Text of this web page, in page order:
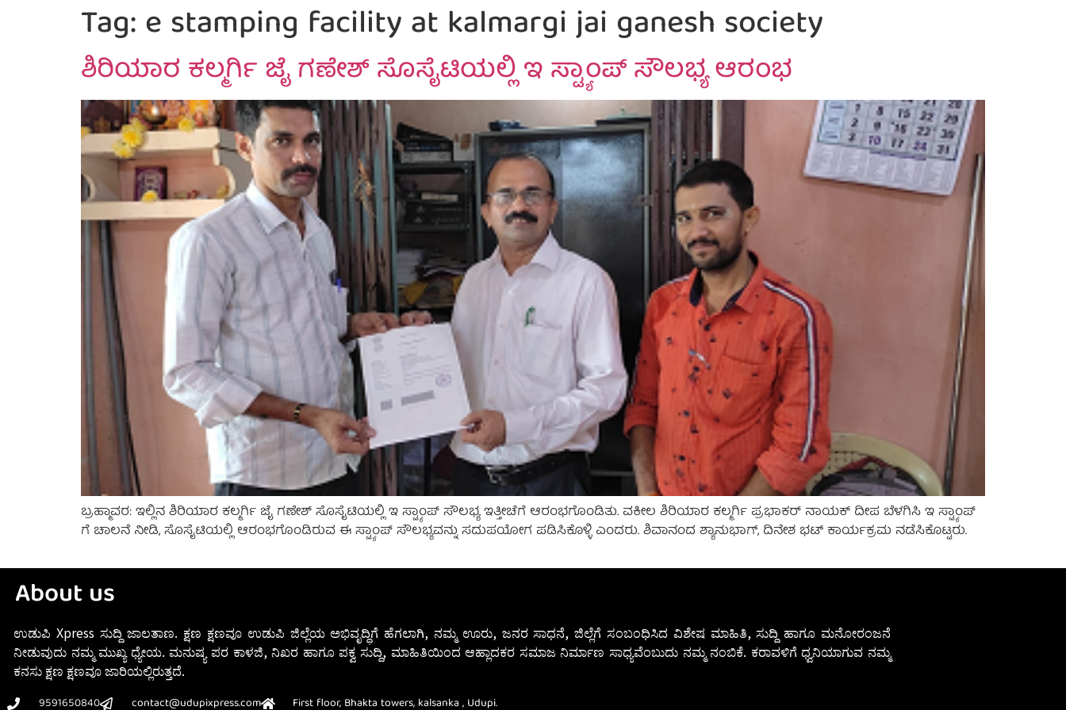
Tag:e stamping facility at kalmargi jai ganesh society
ಶಿರಿಯಾರ ಕಲ್ಮರ್ಗಿ ಜೈ ಗಣೇಶ್ ಸೊಸೈಟಿಯಲ್ಲಿ ಇ ಸ್ಟ್ಯಾಂಪ್ ಸೌಲಭ್ಯ ಆರಂಭ
ಬ್ರಹ್ಮಾವರ: ಇಲ್ಲಿನ ಶಿರಿಯಾರ ಕಲ್ಮರ್ಗಿ ಜೈ ಗಣೇಶ್ ಸೊಸೈಟಿಯಲ್ಲಿ ಇ ಸ್ಟ್ಯಾಂಪ್ ಸೌಲಭ್ಯ ಇತ್ತೀಚೆಗೆ ಆರಂಭಗೊಂಡಿತು. ವಕೀಲ ಶಿರಿಯಾರ ಕಲ್ಮರ್ಗಿ ಪ್ರಭಾಕರ್ ನಾಯಕ್ ದೀಪ ಬೆಳಗಿಸಿ ಇ ಸ್ಟ್ಯಾಂಪ್
ಗೆ ಚಾಲನೆ ನೀಡಿ, ಸೊಸೈಟಿಯಲ್ಲಿ ಆರಂಭಗೊಂಡಿರುವ ಈ ಸ್ಟ್ಯಾಂಪ್ ಸೌಲಭ್ಯವನ್ನು ಸದುಪಯೋಗ ಪಡಿಸಿಕೊಳ್ಳಿ ಎಂದರು. ಶಿವಾನಂದ ಶ್ಯಾನುಭಾಗ್, ದಿನೇಶ ಭಟ್ ಕಾರ್ಯಕ್ರಮ ನಡೆಸಿಕೊಟ್ಟರು.
About us
ಉಡುಪಿ Xpress ಸುದ್ದಿ ಜಾಲತಾಣ. ಕ್ಷಣ ಕ್ಷಣವೂ ಉಡುಪಿ ಜಿಲ್ಲೆಯ ಅಭಿವೃದ್ಧಿಗೆ ಹೆಗಲಾಗಿ, ನಮ್ಮ ಊರು, ಜನರ ಸಾಧನೆ, ಜಿಲ್ಲೆಗೆ ಸಂಬಂಧಿಸಿದ ವಿಶೇಷ ಮಾಹಿತಿ, ಸುದ್ದಿ ಹಾಗೂ ಮನೋರಂಜನೆ
ನೀಡುವುದು ನಮ್ಮ ಮುಖ್ಯ ಧ್ಯೇಯ. ಮನುಷ್ಯ ಪರ ಕಾಳಜಿ, ನಿಖರ ಹಾಗೂ ಪಕ್ವ ಸುದ್ದಿ, ಮಾಹಿತಿಯಿಂದ ಆಹ್ಲಾದಕರ ಸಮಾಜ ನಿರ್ಮಾಣ ಸಾಧ್ಯವೆಂಬುದು ನಮ್ಮ ನಂಬಿಕೆ. ಕರಾವಳಿಗೆ ಧ್ವನಿಯಾಗುವ ನಮ್ಮ
ಕನಸು ಕ್ಷಣ ಕ್ಷಣವೂ ಜಾರಿಯಲ್ಲಿರುತ್ತದೆ.
9591650840
contact@udupixpress.com First floor, Bhakta towers, kalsanka , Udupi.